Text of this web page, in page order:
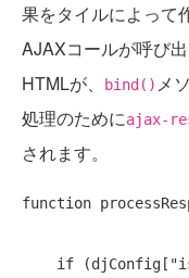
果をタイルによって
AJAXコールが呼び
HTMLが、
bind() メ
処理のためにajax-
されます。
function
if (djConfig[